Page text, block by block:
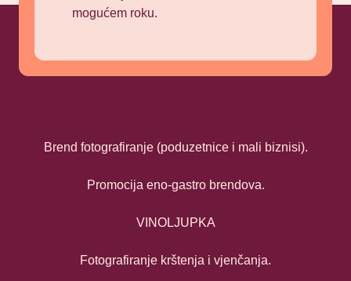
mogućem roku.
Brend fotografiranje (poduzetnice i mali biznisi).
Promocija eno-gastro brendova.
VINOLJUPKA
Fotografiranje krštenja i vjenčanja.